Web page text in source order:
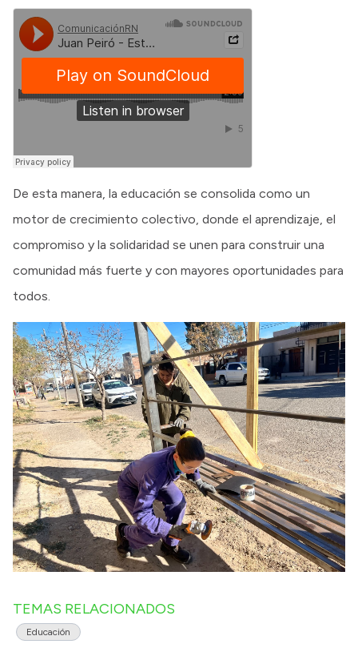
De esta manera, la educación se consolida como un
motor de crecimiento colectivo, donde el aprendizaje, el
compromiso y la solidaridad se unen para construir una
comunidad más fuerte y con mayores oportunidades para
todos.
TEMAS RELACIONADOS
Educación